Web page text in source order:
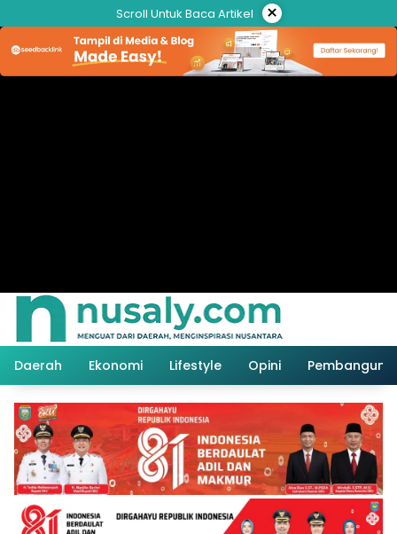
ke
konten
Scroll Untuk Baca Artikel ×
Daerah Ekonomi Lifestyle Opini